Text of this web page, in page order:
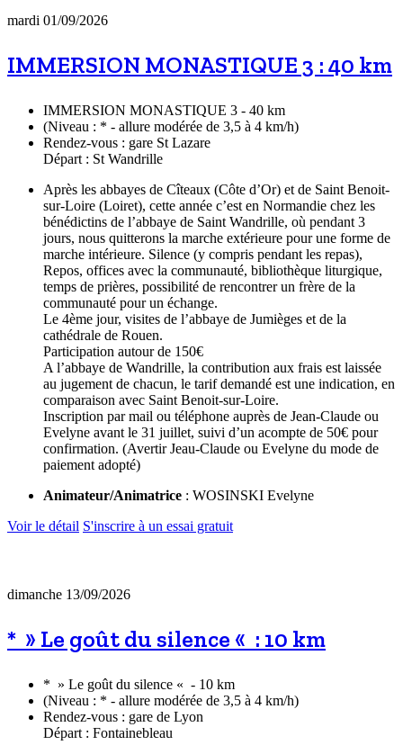
mardi 01/09/2026
IMMERSION MONASTIQUE 3 : 40 km
IMMERSION MONASTIQUE 3 - 40 km
(Niveau : * - allure modérée de 3,5 à 4 km/h)
Rendez-vous : gare St Lazare
Départ : St Wandrille
Après les abbayes de Cîteaux (Côte d’Or) et de Saint Benoit-
sur-Loire (Loiret), cette année c’est en Normandie chez les
bénédictins de l’abbaye de Saint Wandrille, où pendant 3
jours, nous quitterons la marche extérieure pour une forme de
marche intérieure. Silence (y compris pendant les repas),
Repos, offices avec la communauté, bibliothèque liturgique,
temps de prières, possibilité de rencontrer un frère de la
communauté pour un échange.
Le 4ème jour, visites de l’abbaye de Jumièges et de la
cathédrale de Rouen.
Participation autour de 150€
A l’abbaye de Wandrille, la contribution aux frais est laissée
au jugement de chacun, le tarif demandé est une indication, en
comparaison avec Saint Benoit-sur-Loire.
Inscription par mail ou téléphone auprès de Jean-Claude ou
Evelyne avant le 31 juillet, suivi d’un acompte de 50€ pour
confirmation. (Avertir Jeau-Claude ou Evelyne du mode de
paiement adopté)
Animateur/Animatrice : WOSINSKI Evelyne
Voir le détail S'inscrire à un essai gratuit
dimanche 13/09/2026
* » Le goût du silence « : 10 km
* » Le goût du silence « - 10 km
(Niveau : * - allure modérée de 3,5 à 4 km/h)
Rendez-vous : gare de Lyon
Départ : Fontainebleau